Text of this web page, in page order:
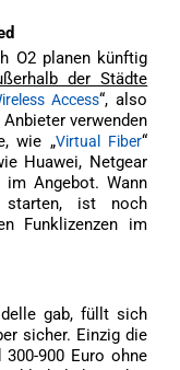
O2 planen künftig
der Städte
Access“, also
verwenden
wie „Virtual Fiber“
Huawei, Netgear
im Angebot. Wann
starten, ist noch
Funklizenzen im
gab, füllt sich
sicher. Einzig die
900 Euro ohne